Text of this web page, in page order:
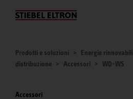
Chi siamo
Prodotti e soluzioni Energie rinnovabili
distribuzione
Accessori WD-WS
Accessori